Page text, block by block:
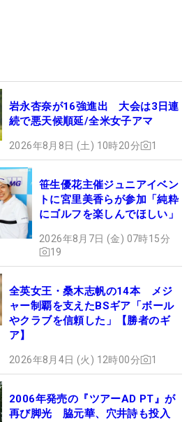
岩永杏奈が16強進出 大会は3日連
続で悪天候順延/全米女子アマ
2026年8月8日 (土) 10時20分 1
笹生優花主催ジュニアイベン
トに宮里美香らが参加「純粋
にゴルフを楽しんでほしい」
2026年8月7日 (金) 07時15分
19
全英女王・桑木志帆の14本 メジ
ャー制覇を支えたBSギア「ボール
やクラブを信頼した」【勝者のギ
ア】
2026年8月4日 (火) 12時00分 1
2006年発売の『ツアーAD PT』が
再び脚光 脇元華、穴井詩も投入